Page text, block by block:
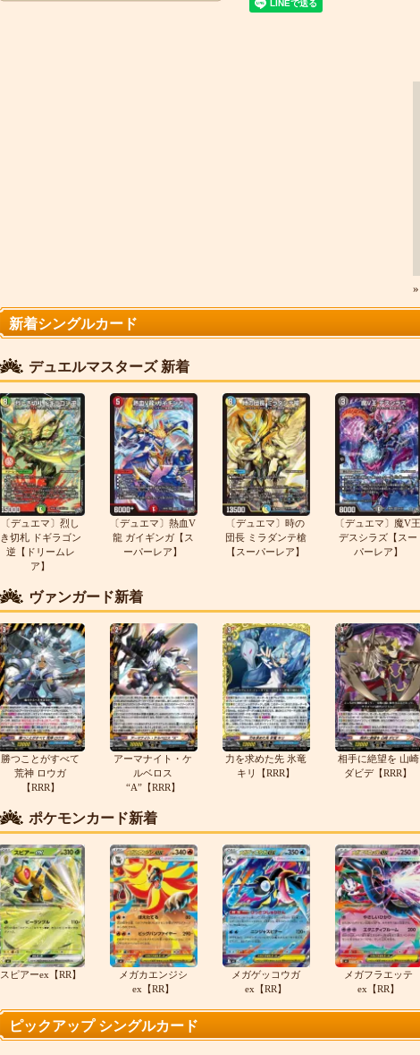
新着シングルカード
デュエルマスターズ 新着
〔デュエマ〕烈し
き切札 ドギラゴン
逆【ドリームレ
ア】
〔デュエマ〕熱血V
龍 ガイギンガ【ス
ーパーレア】
〔デュエマ〕時の
団長 ミラダンテ槍
【スーパーレア】
〔デュエマ〕魔V王
デスシラズ【スー
パーレア】
ヴァンガード新着
勝つことがすべて
荒神 ロウガ
【RRR】
アーマナイト・ケ
ルベロス
“A”【RRR】
力を求めた先 氷竜
キリ【RRR】
相手に絶望を 山崎
ダビデ【RRR】
ポケモンカード新着
スピアーex【RR】
メガカエンジシ
ex【RR】
メガゲッコウガ
ex【RR】
メガフラエッテ
ex【RR】
ピックアップ シングルカード